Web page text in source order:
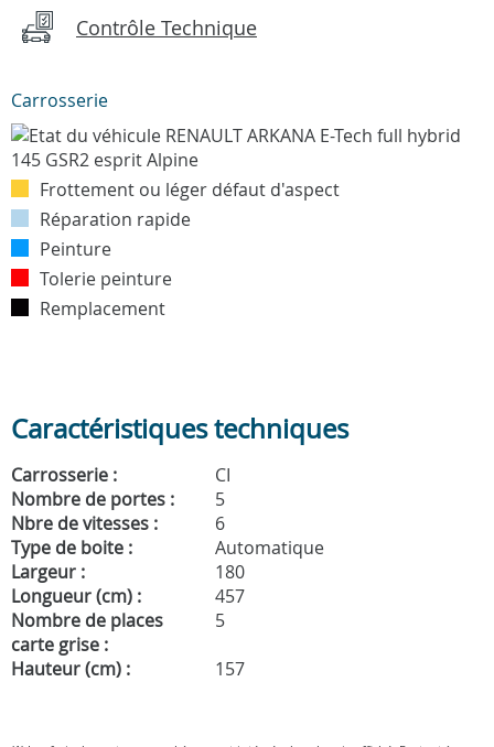
Contrôle Technique
Carrosserie
Frottement ou léger défaut d'aspect
Réparation rapide
Peinture
Tolerie peinture
Remplacement
Caractéristiques techniques
Carrosserie :
CI
Nombre de portes :
5
Nbre de vitesses :
6
Type de boite :
Automatique
Largeur :
180
Longueur (cm) :
457
Nombre de places
carte grise :
5
Hauteur (cm) :
157